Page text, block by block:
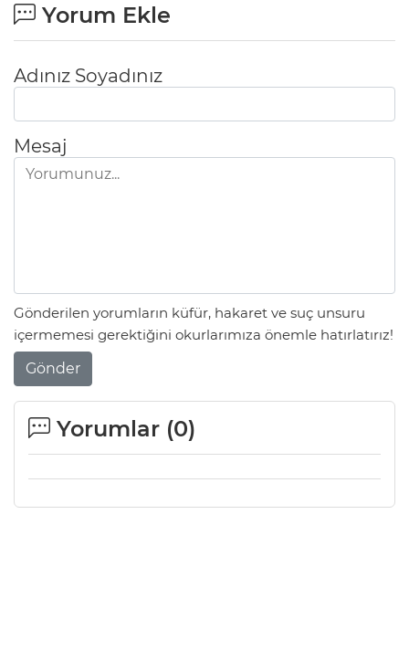
Yorum Ekle
Adınız Soyadınız
Mesaj
Gönderilen yorumların küfür, hakaret ve suç unsuru
içermemesi gerektiğini okurlarımıza önemle hatırlatırız!
Gönder
Yorumlar (0)